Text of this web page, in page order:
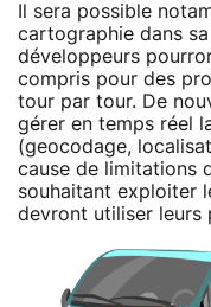
Il sera possible
cartographie dans
développeurs
compris pour des
tour par tour. De
gérer en temps réel
(geocodage,
cause de limitations
souhaitant exploiter
devront utiliser leurs